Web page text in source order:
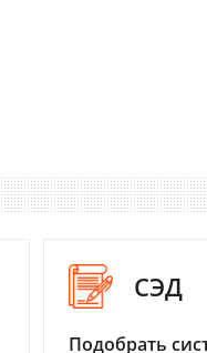
СЭД
Подобрать